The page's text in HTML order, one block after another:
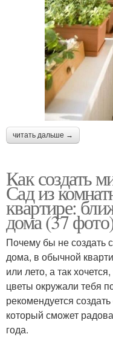
читать дальше →
Как создать
Сад из
квартире:
дома (37
Почему бы не создать
дома, в обычной
или лето, а так
цветы окружали тебя
рекомендуется
который сможет
года.